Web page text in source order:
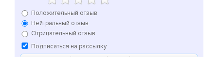
Положительный отзыв
Нейтральный отзыв
Отрицательный отзыв
Подписаться на рассылку